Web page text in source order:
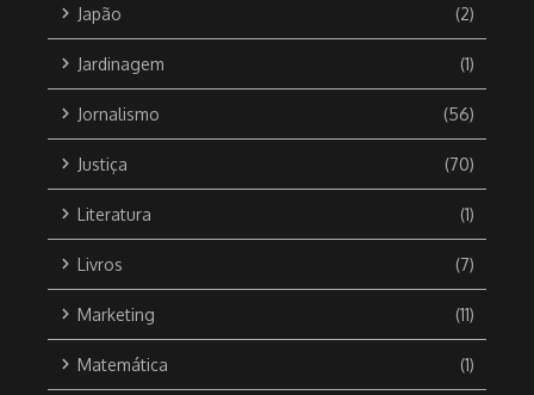
Japão (2)
Jardinagem (1)
Jornalismo (56)
Justiça (70)
Literatura (1)
Livros (7)
Marketing (11)
Matemática (1)